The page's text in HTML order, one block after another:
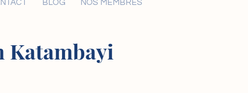
BLOG NOS MEMBRES
Katambayi